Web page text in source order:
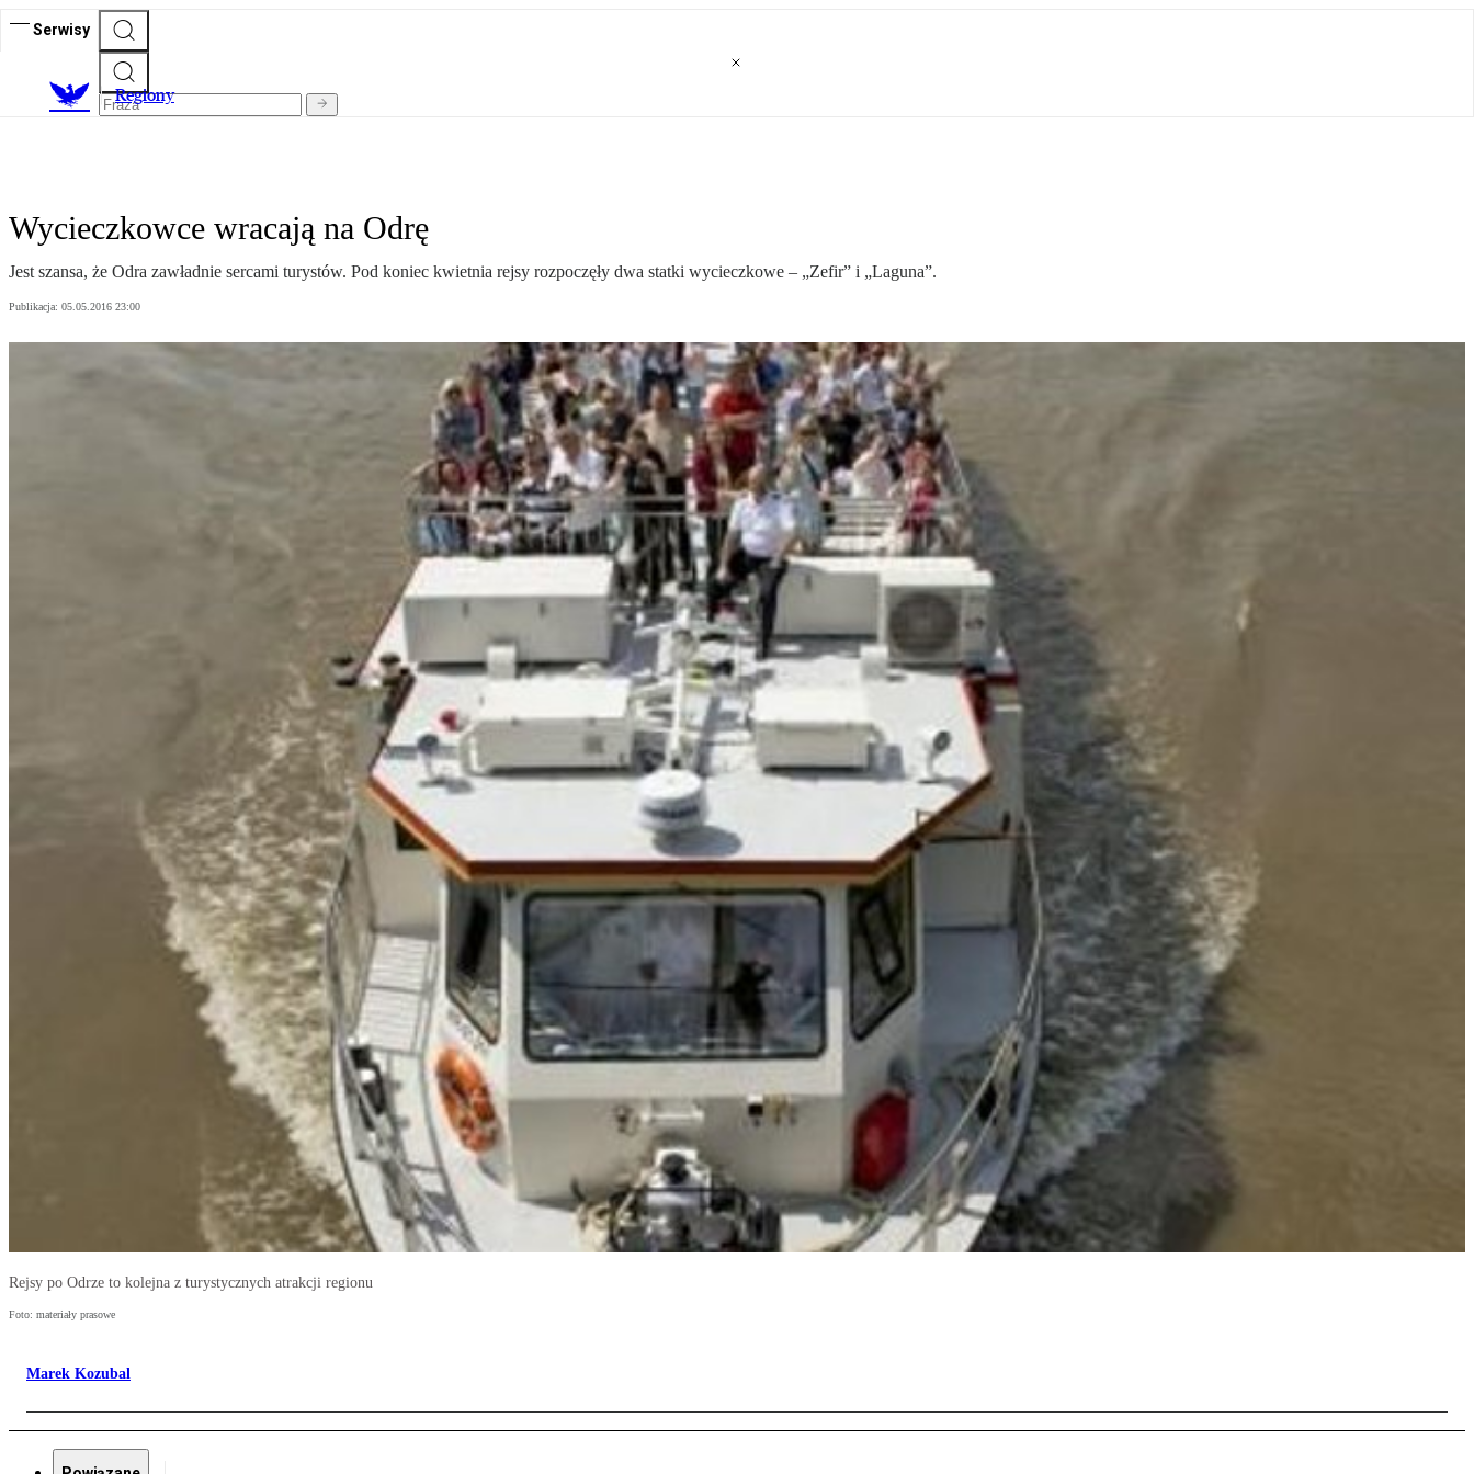
Serwisy
Regiony
Wycieczkowce wracają na Odrę
Jest szansa, że Odra zawładnie sercami turystów. Pod koniec kwietnia rejsy rozpoczęły dwa statki wycieczkowe – „Zefir” i „Laguna”.
Publikacja: 05.05.2016 23:00
Rejsy po Odrze to kolejna z turystycznych atrakcji regionu
Foto: materiały prasowe
Marek Kozubal